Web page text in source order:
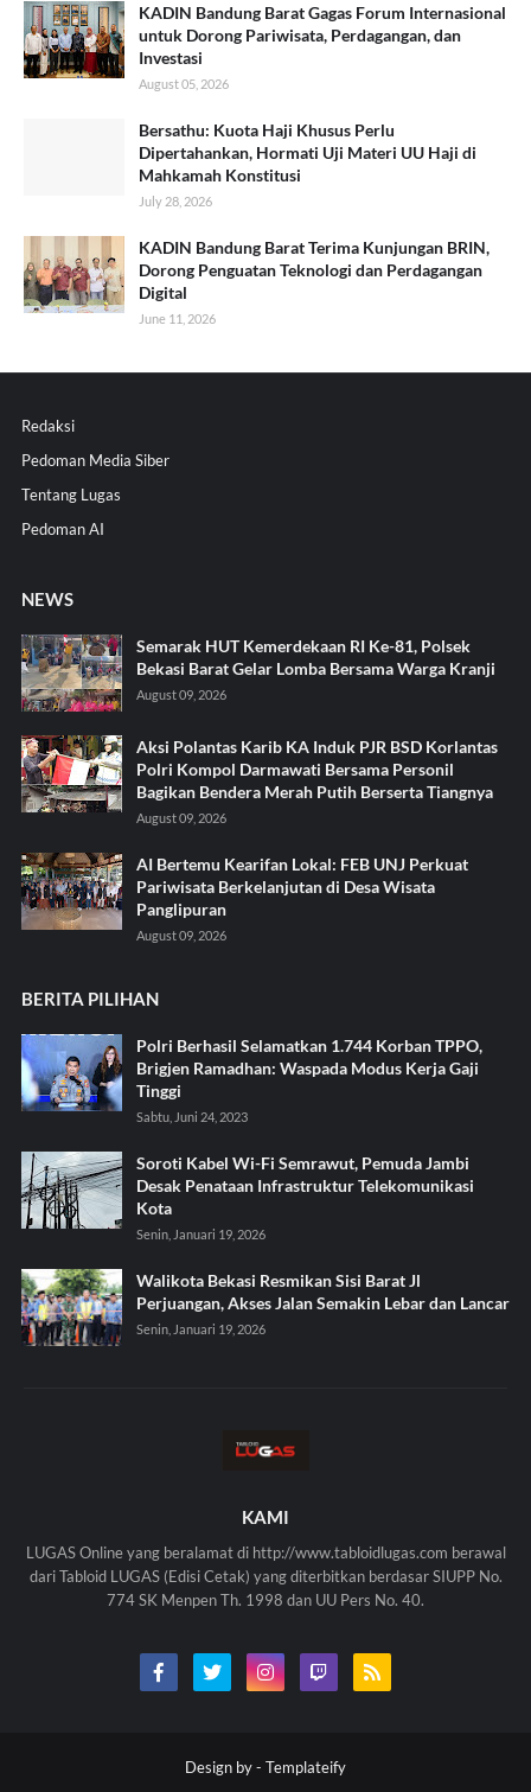
KADIN Bandung Barat Gagas Forum Internasional
untuk Dorong Pariwisata, Perdagangan, dan
Investasi
August 05, 2026
Bersathu: Kuota Haji Khusus Perlu
Dipertahankan, Hormati Uji Materi UU Haji di
Mahkamah Konstitusi
July 28, 2026
KADIN Bandung Barat Terima Kunjungan BRIN,
Dorong Penguatan Teknologi dan Perdagangan
Digital
June 11, 2026
Redaksi
Pedoman Media Siber
Tentang Lugas
Pedoman AI
NEWS
Semarak HUT Kemerdekaan RI Ke-81, Polsek
Bekasi Barat Gelar Lomba Bersama Warga Kranji
August 09, 2026
Aksi Polantas Karib KA Induk PJR BSD Korlantas
Polri Kompol Darmawati Bersama Personil
Bagikan Bendera Merah Putih Berserta Tiangnya
August 09, 2026
AI Bertemu Kearifan Lokal: FEB UNJ Perkuat
Pariwisata Berkelanjutan di Desa Wisata
Panglipuran
August 09, 2026
BERITA PILIHAN
Polri Berhasil Selamatkan 1.744 Korban TPPO,
Brigjen Ramadhan: Waspada Modus Kerja Gaji
Tinggi
Sabtu, Juni 24, 2023
Soroti Kabel Wi-Fi Semrawut, Pemuda Jambi
Desak Penataan Infrastruktur Telekomunikasi
Kota
Senin, Januari 19, 2026
Walikota Bekasi Resmikan Sisi Barat Jl
Perjuangan, Akses Jalan Semakin Lebar dan Lancar
Senin, Januari 19, 2026
KAMI
LUGAS Online yang beralamat di http://www.tabloidlugas.com berawal
dari Tabloid LUGAS (Edisi Cetak) yang diterbitkan berdasar SIUPP No.
774 SK Menpen Th. 1998 dan UU Pers No. 40.
Design by - Templateify